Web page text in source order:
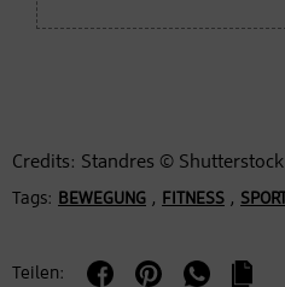
Credits: Standres © Shutterstock
Tags: BEWEGUNG , FITNESS , SPORT
Teilen: